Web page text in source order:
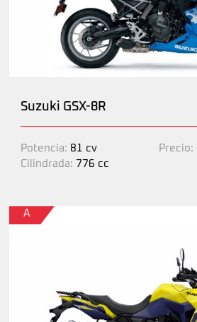
Suzuki GSX-8R
Potencia: 81 cv
Cilindrada: 776 cc
Precio:
A